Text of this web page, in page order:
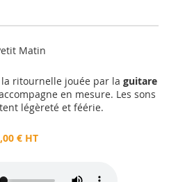
Matin
ritournelle jouée par la guitare
en mesure. Les sons
légèreté et féérie.
€ HT